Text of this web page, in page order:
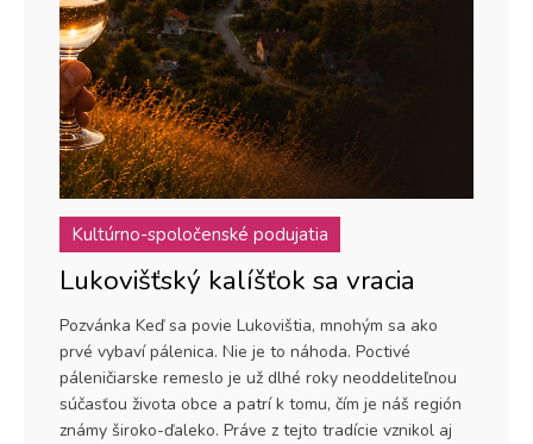
Kultúrno-spoločenské podujatia
Lukovišťský kalíšťok sa vracia
Pozvánka Keď sa povie Lukovištia, mnohým sa ako
prvé vybaví pálenica. Nie je to náhoda. Poctivé
páleničiarske remeslo je už dlhé roky neoddeliteľnou
súčasťou života obce a patrí k tomu, čím je náš región
známy široko-ďaleko. Práve z tejto tradície vznikol aj